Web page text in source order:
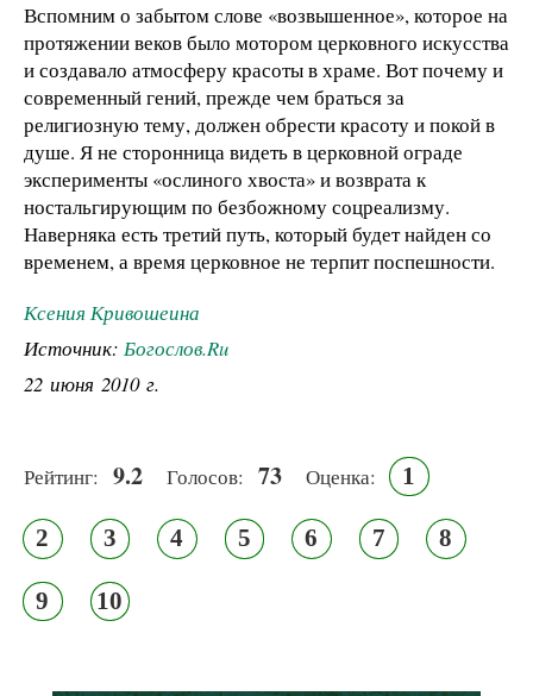
Вспомним о забытом слове «возвышенное», которое на
протяжении веков было мотором церковного искусства
и создавало атмосферу красоты в храме. Вот почему и
современный гений, прежде чем браться за
религиозную тему, должен обрести красоту и покой в
душе. Я не сторонница видеть в церковной ограде
эксперименты «ослиного хвоста» и возврата к
ностальгирующим по безбожному соцреализму.
Наверняка есть третий путь, который будет найден со
временем, а время церковное не терпит поспешности.
Ксения Кривошеина
Источник: Богослов.Ru
22 июня 2010 г.
Рейтинг: 9.2 Голосов: 73 Оценка: 1
2 3 4 5 6 7 8
9 10